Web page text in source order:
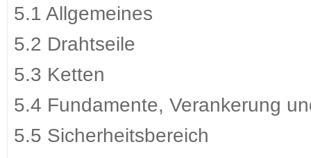
5.1 Allgemeines
5.2 Drahtseile
5.3 Ketten
5.4 Fundamente, Verankerung
5.5 Sicherheitsbereich